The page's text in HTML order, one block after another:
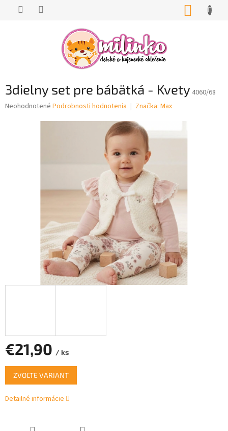
3dielny set pre bábätká - Kvety 4060/68
Priemerné
Neohodnotené Podrobnosti hodnotenia Značka: Max
€21,90 / ks
Jednotková
cena:
ZVOĽTE VARIANT
Detailné informácie